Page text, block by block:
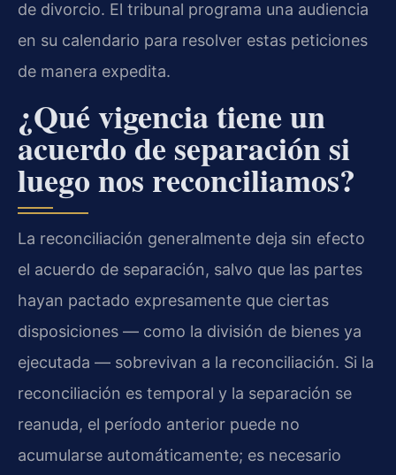
de divorcio. El tribunal programa una audiencia
en su calendario para resolver estas peticiones
de manera expedita.
¿Qué vigencia tiene un
acuerdo de separación si
luego nos reconciliamos?
La reconciliación generalmente deja sin efecto
el acuerdo de separación, salvo que las partes
hayan pactado expresamente que ciertas
disposiciones — como la división de bienes ya
ejecutada — sobrevivan a la reconciliación. Si la
reconciliación es temporal y la separación se
reanuda, el período anterior puede no
acumularse automáticamente; es necesario